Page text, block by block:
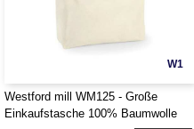
W1
Westford mill WM125 - Große
Einkaufstasche 100% Baumwolle